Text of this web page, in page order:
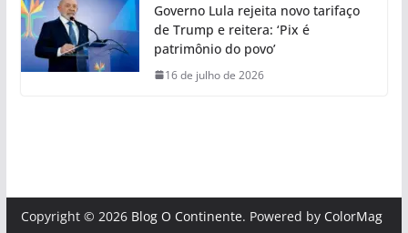
Governo Lula rejeita novo tarifaço
de Trump e reitera: ‘Pix é
patrimônio do povo’
16 de julho de 2026
Copyright © 2026 Blog O Continente. Powered by ColorMag